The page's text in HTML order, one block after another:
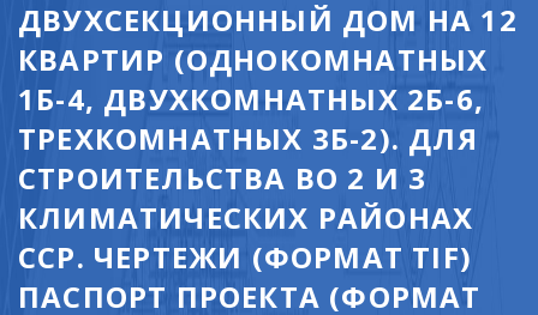
ДВУХСЕКЦИОННЫЙ ДОМ НА 12
КВАРТИР (ОДНОКОМНАТНЫХ
1Б-4, ДВУХКОМНАТНЫХ 2Б-6,
ТРЕХКОМНАТНЫХ 3Б-2). ДЛЯ
СТРОИТЕЛЬСТВА ВО 2 И 3
КЛИМАТИЧЕСКИХ РАЙОНАХ
ССР. ЧЕРТЕЖИ (ФОРМАТ TIF)
ПАСПОРТ ПРОЕКТА (ФОРМАТ